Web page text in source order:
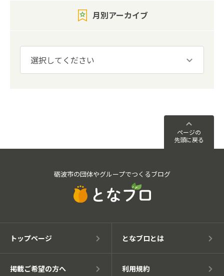
月別アーカイブ
ページの
先頭に戻る
砺波市の団体やグループでつくるブログ
トップページ となブロとは
掲載ご希望の方へ 利用規約